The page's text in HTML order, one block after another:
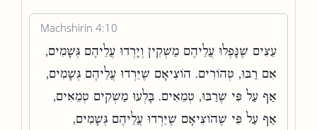
Machshirin 4:10
עֵצִים שֶׁנָּפְלוּ עֲלֵיהֶם מַשְׁקִין וְיָרְדוּ עֲלֵיהֶם גְּשָׁמִים,
אִם רַבּוּ, טְהוֹרִים. הוֹצִיאָם שֶׁיֵּרְדוּ עֲלֵיהֶם גְּשָׁמִים,
אַף עַל פִּי שֶׁרַבּוּ, טְמֵאִים. בָּלְעוּ מַשְׁקִים טְמֵאִים,
אַף עַל פִּי שֶׁהוֹצִיאָם שֶׁיֵּרְדוּ עֲלֵיהֶם גְּשָׁמִים,